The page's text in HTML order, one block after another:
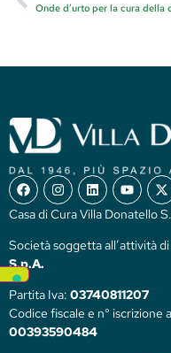
Casa di Cura Villa Donatello
Società soggetta all’attività
S.p.A.
Partita Iva: 03740811207
Codice fiscale e n° iscrizione
00393590484